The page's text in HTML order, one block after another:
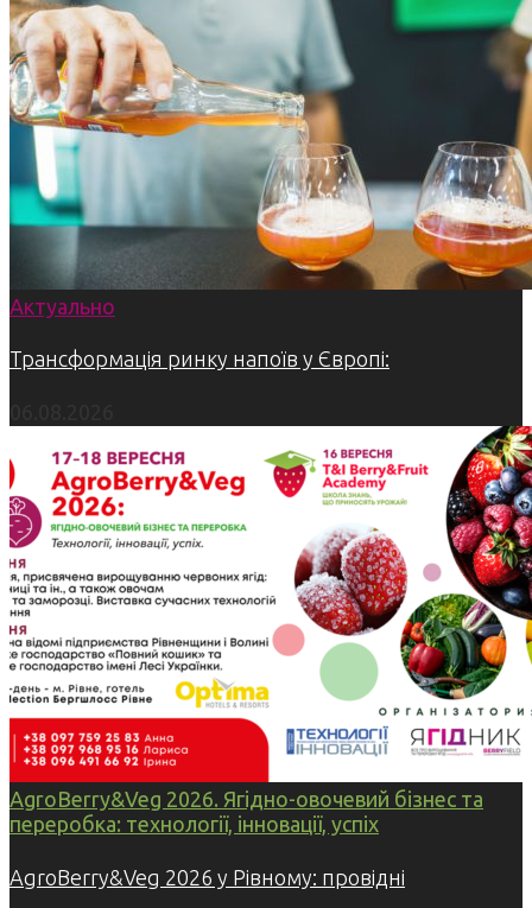
Актуально
Трансформація ринку напоїв у Європі:
AgroBerry&Veg 2026. Ягідно-овочевий бізнес та
переробка: технології, інновації, успіх
AgroBerry&Veg 2026 у Рівному: провідні